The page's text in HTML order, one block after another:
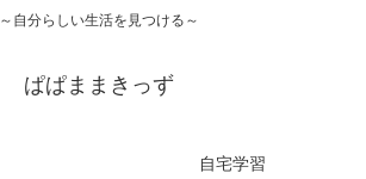
～自分らしい生活を見つける～
ぱぱままきっず
自宅学習